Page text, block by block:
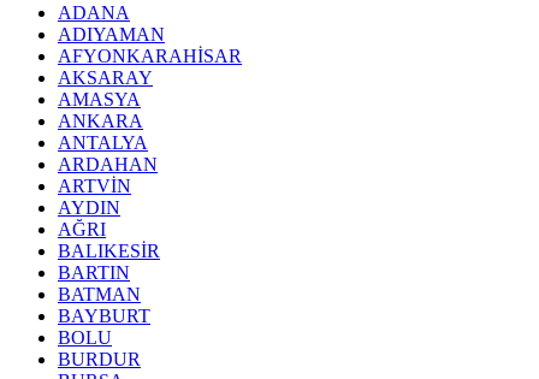
ADANA
ADIYAMAN
AFYONKARAHİSAR
AKSARAY
AMASYA
ANKARA
ANTALYA
ARDAHAN
ARTVİN
AYDIN
AĞRI
BALIKESİR
BARTIN
BATMAN
BAYBURT
BOLU
BURDUR